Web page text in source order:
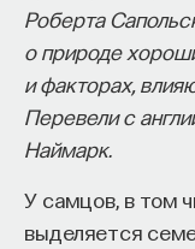
Роберта
о природе
и факторах,
Перевели с
Наймарк.
У самцов, в том
выделяется